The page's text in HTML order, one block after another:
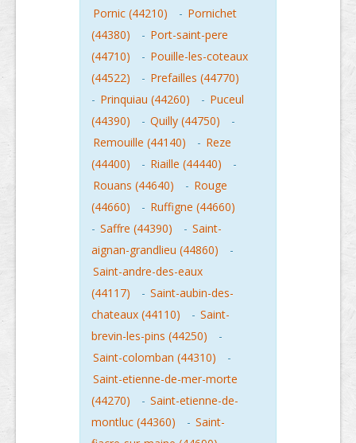
Pornic (44210)
- Pornichet
(44380)
- Port-saint-pere
(44710)
- Pouille-les-coteaux
(44522)
- Prefailles (44770)
- Prinquiau (44260) - Puceul
(44390)
- Quilly (44750)
-
Remouille (44140)
- Reze
(44400)
- Riaille (44440)
-
Rouans (44640)
- Rouge
(44660)
- Ruffigne (44660)
- Saffre (44390) - Saint-
aignan-grandlieu (44860)
-
Saint-andre-des-eaux
(44117)
- Saint-aubin-des-
chateaux (44110)
- Saint-
brevin-les-pins (44250)
-
Saint-colomban (44310)
-
Saint-etienne-de-mer-morte
(44270)
- Saint-etienne-de-
montluc (44360)
- Saint-